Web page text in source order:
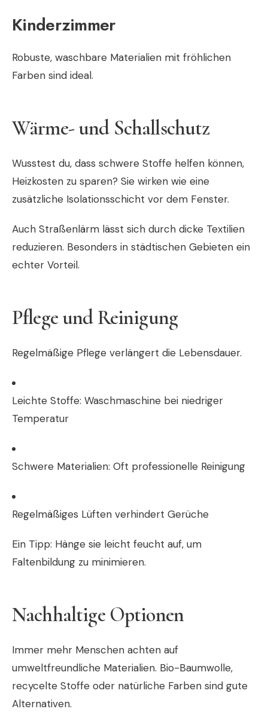
Kinderzimmer
Robuste, waschbare Materialien mit fröhlichen
Farben sind ideal.
Wärme- und Schallschutz
Wusstest du, dass schwere Stoffe helfen können,
Heizkosten zu sparen? Sie wirken wie eine
zusätzliche Isolationsschicht vor dem Fenster.
Auch Straßenlärm lässt sich durch dicke Textilien
reduzieren. Besonders in städtischen Gebieten ein
echter Vorteil.
Pflege und Reinigung
Regelmäßige Pflege verlängert die Lebensdauer.
Leichte Stoffe: Waschmaschine bei niedriger
Temperatur
Schwere Materialien: Oft professionelle Reinigung
Regelmäßiges Lüften verhindert Gerüche
Ein Tipp: Hänge sie leicht feucht auf, um
Faltenbildung zu minimieren.
Nachhaltige Optionen
Immer mehr Menschen achten auf
umweltfreundliche Materialien. Bio-Baumwolle,
recycelte Stoffe oder natürliche Farben sind gute
Alternativen.